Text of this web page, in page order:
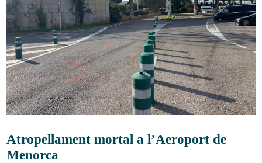
Atropellament mortal a l’Aeroport de
Menorca